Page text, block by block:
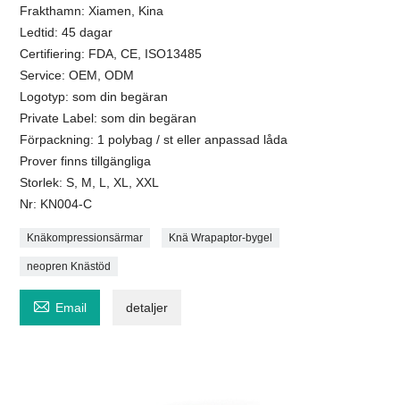
Frakthamn: Xiamen, Kina
Ledtid: 45 dagar
Certifiering: FDA, CE, ISO13485
Service: OEM, ODM
Logotyp: som din begäran
Private Label: som din begäran
Förpackning: 1 polybag / st eller anpassad låda
Prover finns tillgängliga
Storlek: S, M, L, XL, XXL
Nr: KN004-C
Knäkompressionsärmar Knä Wrapaptor-bygel
neopren Knästöd
 Email detaljer